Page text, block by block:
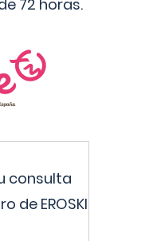
72 horas.
consulta
de EROSKI